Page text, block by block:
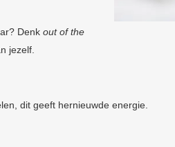
Denk out of the
jezelf.
dit geeft hernieuwde energie.